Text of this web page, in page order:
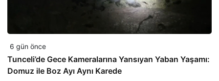
6 gün önce
Tunceli’de Gece Kameralarına Yansıyan Yaban Yaşamı:
Domuz ile Boz Ayı Aynı Karede